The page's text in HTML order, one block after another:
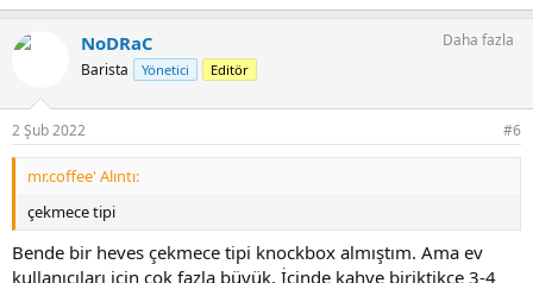
NoDRaC
Barista Yönetici Editör
Daha fazla
2 Şub 2022 #6
mr.coffee' Alıntı:
çekmece tipi
Bende bir heves çekmece tipi knockbox almıştım. Ama ev
kullanıcıları için çok fazla büyük. İçinde kahve biriktikçe 3-4